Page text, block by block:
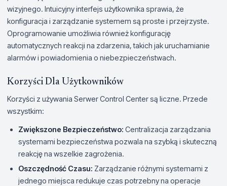
wizyjnego. Intuicyjny interfejs użytkownika sprawia, że
konfiguracja i zarządzanie systemem są proste i przejrzyste.
Oprogramowanie umożliwia również konfigurację
automatycznych reakcji na zdarzenia, takich jak uruchamianie
alarmów i powiadomienia o niebezpieczeństwach.
Korzyści Dla Użytkowników
Korzyści z używania Serwer Control Center są liczne. Przede
wszystkim:
Zwiększone Bezpieczeństwo: Centralizacja zarządzania
systemami bezpieczeństwa pozwala na szybką i skuteczną
reakcję na wszelkie zagrożenia.
Oszczędność Czasu: Zarządzanie różnymi systemami z
jednego miejsca redukuje czas potrzebny na operacje